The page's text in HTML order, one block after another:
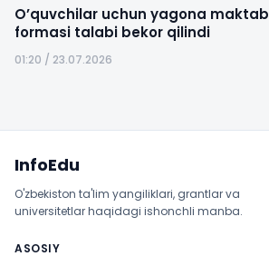
O’quvchilar uchun yagona maktab
formasi talabi bekor qilindi
01:20 / 23.07.2026
InfoEdu
O'zbekiston ta'lim yangiliklari, grantlar va
universitetlar haqidagi ishonchli manba.
ASOSIY